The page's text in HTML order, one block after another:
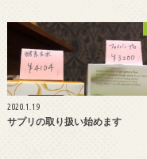
2020.1.19
サプリの取り扱い始めます